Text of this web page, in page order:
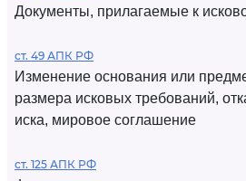
Документы, прилагаемые к
ст. 49 АПК РФ
Изменение основания или
размера исковых требований,
иска, мировое соглашение
ст. 125 АПК РФ